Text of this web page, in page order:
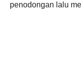
penodongan lalu